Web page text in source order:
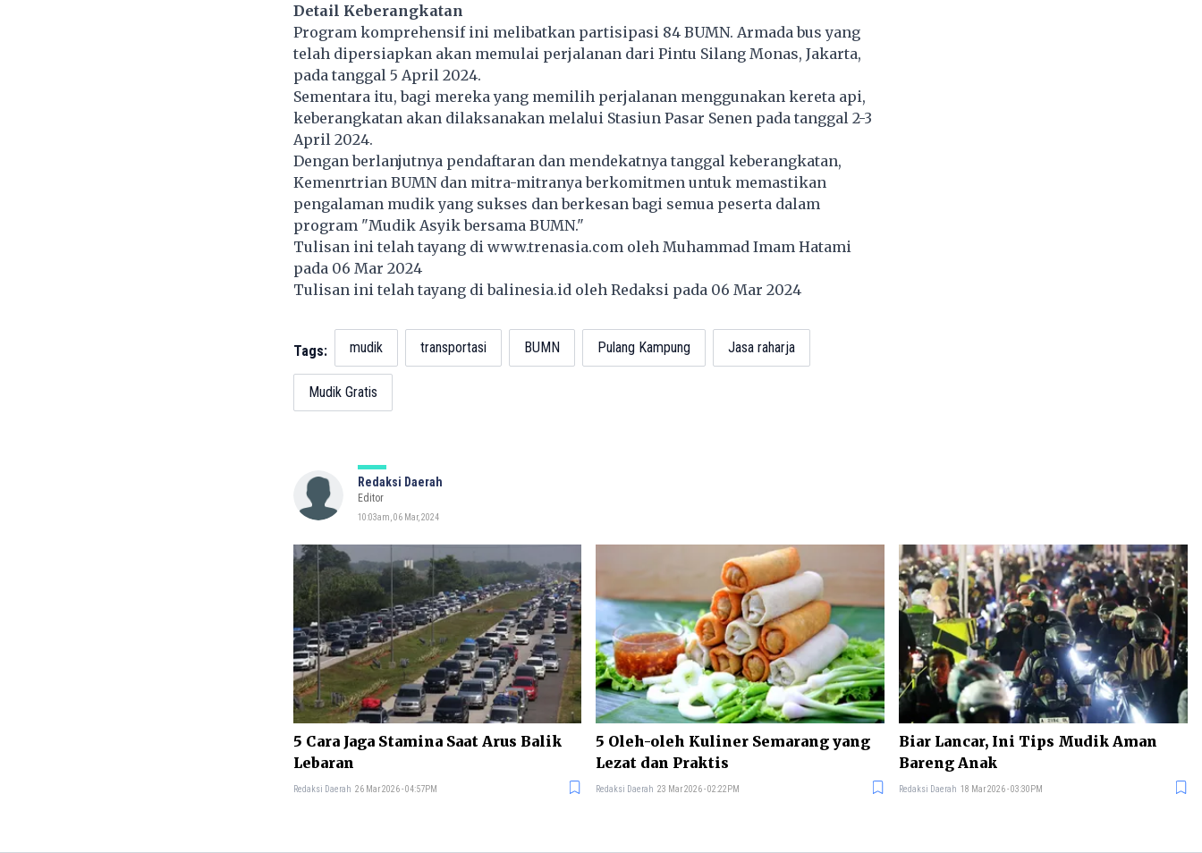
Detail Keberangkatan
Program komprehensif ini melibatkan partisipasi 84 BUMN. Armada bus yang
telah dipersiapkan akan memulai perjalanan dari Pintu Silang Monas, Jakarta,
pada tanggal 5 April 2024.
Sementara itu, bagi mereka yang memilih perjalanan menggunakan kereta api,
keberangkatan akan dilaksanakan melalui Stasiun Pasar Senen pada tanggal 2-3
April 2024.
Dengan berlanjutnya pendaftaran dan mendekatnya tanggal keberangkatan,
Kemenrtrian BUMN dan mitra-mitranya berkomitmen untuk memastikan
pengalaman mudik yang sukses dan berkesan bagi semua peserta dalam
program "Mudik Asyik bersama BUMN."
Tulisan ini telah tayang di www.trenasia.com oleh Muhammad Imam Hatami
pada 06 Mar 2024
Tulisan ini telah tayang dibalinesia.id oleh Redaksi pada 06 Mar 2024
Tags: mudik transportasi BUMN Pulang Kampung Jasa raharja
Mudik Gratis
Redaksi Daerah
Editor
10:03am, 06 Mar, 2024
5 Cara Jaga Stamina Saat Arus Balik
Lebaran
Redaksi Daerah 26 Mar 2026 - 04:57PM
5 Oleh-oleh Kuliner Semarang yang
Lezat dan Praktis
Redaksi Daerah 23 Mar 2026 - 02:22PM
Biar Lancar, Ini Tips Mudik Aman
Bareng Anak
Redaksi Daerah 18 Mar 2026 - 03:30PM